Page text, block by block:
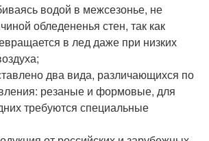
водой в межсезонье, не
обледененья стен, так как
в лед даже при низких
два вида, различающихся по
резаные и формовые, для
требуются специальные